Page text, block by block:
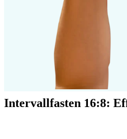
Intervallfasten 16:8: